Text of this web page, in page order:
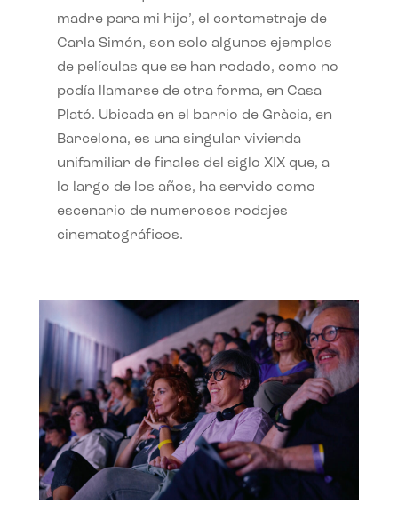
madre para mi hijo’, el cortometraje de
Carla Simón, son solo algunos ejemplos
de películas que se han rodado, como no
podía llamarse de otra forma, en Casa
Plató. Ubicada en el barrio de Gràcia, en
Barcelona, es una singular vivienda
unifamiliar de finales del siglo XIX que, a
lo largo de los años, ha servido como
escenario de numerosos rodajes
cinematográficos.